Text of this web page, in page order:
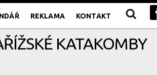
REKLAMA KONTAKT
KATAKOMBY